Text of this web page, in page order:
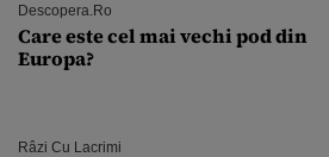
Descopera.ro
Care este cel mai vechi pod din
Europa?
Râzi Cu Lacrimi